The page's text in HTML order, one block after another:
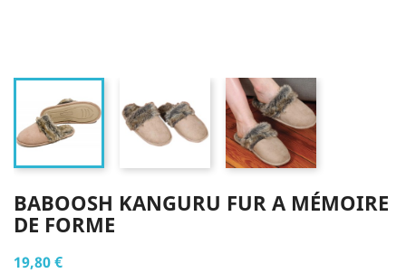
BABOOSH KANGURU FUR A MÉMOIRE
DE FORME
19,80 €